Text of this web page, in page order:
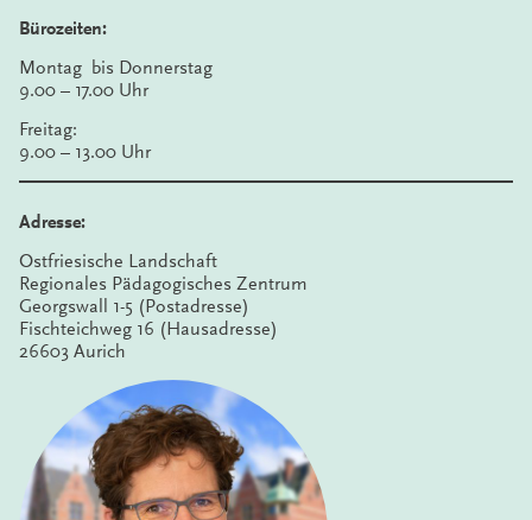
Bürozeiten:
Montag bis Donnerstag
9.00 – 17.00 Uhr
Freitag:
9.00 – 13.00 Uhr
Adresse:
Ostfriesische Landschaft
Regionales Pädagogisches Zentrum
Georgswall 1-5 (Postadresse)
Fischteichweg 16 (Hausadresse)
26603 Aurich